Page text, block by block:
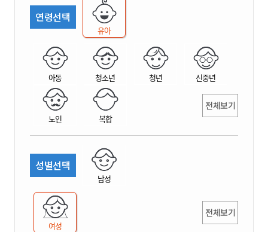
연령선택
유아
아동 청소년 청년 신중년
노인 복합
전체보기
성별선택
남성
여성
전체보기